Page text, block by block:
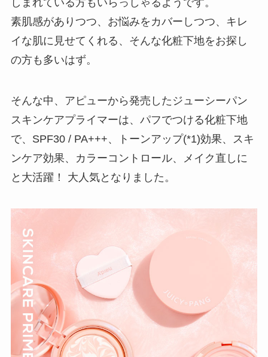
素肌感がありつつ、お悩みをカバーしつつ、キレ
イな肌に見せてくれる、そんな化粧下地をお探し
の方も多いはず。
そんな中、アピューから発売したジューシーパン
スキンケアプライマーは、パフでつける化粧下地
で、SPF30 / PA+++、トーンアップ(*1)効果、スキ
ンケア効果、カラーコントロール、メイク直しに
と大活躍！ 大人気となりました。